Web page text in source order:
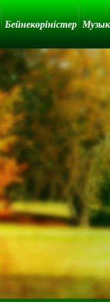
Бейнекөріністер